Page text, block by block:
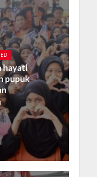
hayati
pupuk